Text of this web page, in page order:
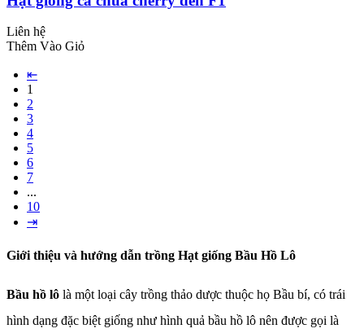
Liên hệ
Thêm Vào Giỏ
⇤
1
2
3
4
5
6
7
...
10
⇥
Giới thiệu và hướng dẫn trồng Hạt giống Bầu Hồ Lô
Bầu hồ lô là một loại cây trồng thảo dược thuộc họ Bầu bí, có trái
hình dạng đặc biệt giống như hình quả bầu hồ lô nên được gọi là